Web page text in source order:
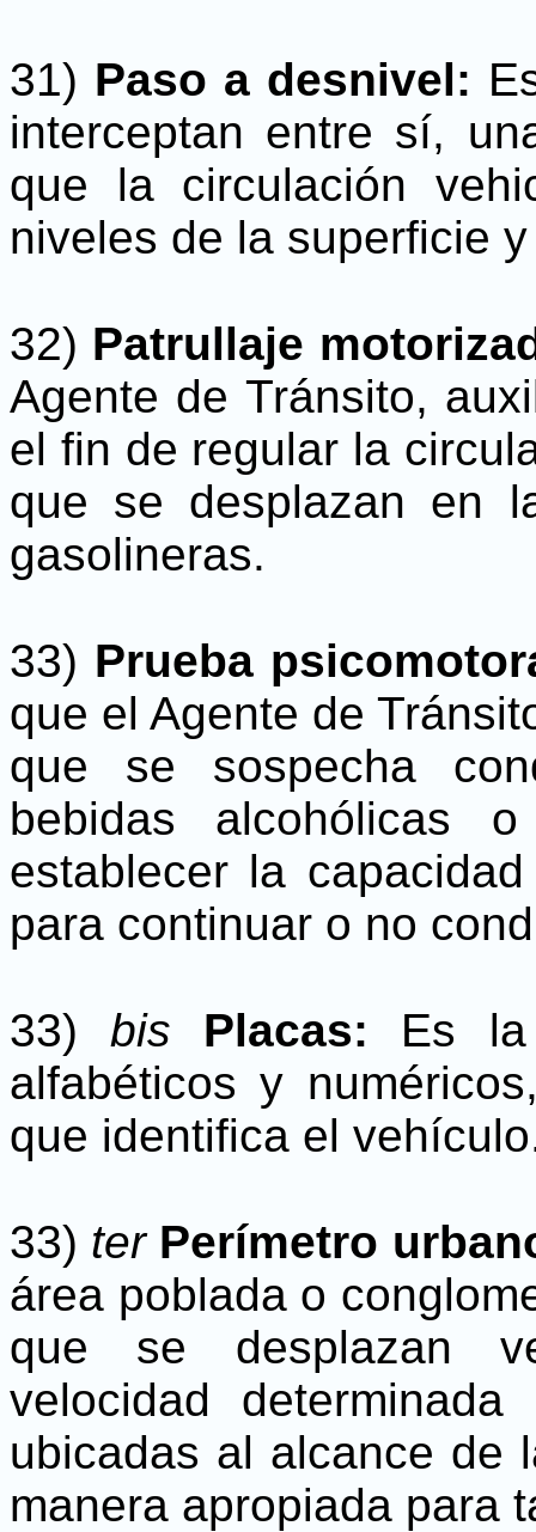
31) Paso a desnivel:
interceptan entre sí,
que la circulación
niveles de la superficie
32) Patrullaje
Agente de Tránsito,
el fin de regular la
que se desplazan en
gasolineras.
33) Prueba
que el Agente de
que se sospecha
bebidas alcohólicas
establecer la
para continuar o no
33)bis Placas: Es la
alfabéticos y
que identifica el
33) ter Perímetro
área poblada o
que se desplazan
velocidad
ubicadas al alcance de
manera apropiada para